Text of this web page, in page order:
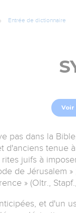
Entrée de dictionnaire
Voir
pas dans la
d'anciens tenue
juifs à
de Jérusalem
» (Oltr.,
et d'un